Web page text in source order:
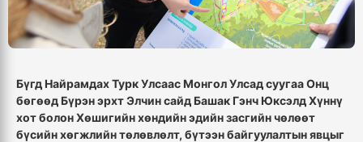
Бүгд Найрамдах Турк Улсаас Монгол Улсад суугаа Онц
бөгөөд Бүрэн эрхт Элчин сайд Башак Гэнч Юксэлд Хүннү
хот болон Хөшигийн хөндийн эдийн засгийн чөлөөт
бүсийн хөгжлийн төлөвлөлт, бүтээн байгуулалтын явцыг